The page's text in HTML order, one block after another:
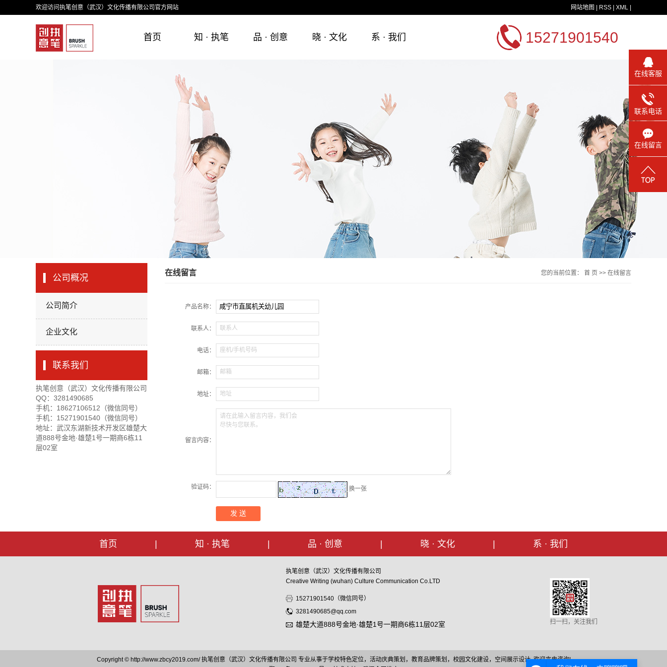
欢迎访问执笔创意（武汉）文化传播有限公司官方网站 网站地图 RSS XML
首页 知 · 执笔 品 · 创意 晓 · 文化 系 · 我们 15271901540
公司概况
公司简介
企业文化
联系我们
执笔创意（武汉）文化传播有限公司
QQ：3281490685
手机：18627106512（微信同号）
手机：15271901540（微信同号）
地址： 武汉东湖新技术开发区雄楚大
道888号金地·雄楚1号一期商6栋11
层02室
在线留言 您的当前位置： 首 页 >> 在线留言
产品名称：
联系人： 联系人
电话： 座机/手机号码
邮箱： 邮箱
地址： 地址
留言内容：
请在此输入留言内容，我们会
尽快与您联系。
验证码： 换一张
首页 知 · 执笔 品 · 创意 晓 · 文化 系 · 我们
执笔创意（武汉）文化传播有限公司
Creative Writing (wuhan) Culture Communication Co.LTD
15271901540（微信同号）
3281490685@qq.com
雄楚大道888号金地·雄楚1号一期商6栋11层02室 扫一扫，关注我们
Copyright © http://www.zbcy2019.com/ 执笔创意（武汉）文化传播有限公司 专业从事于学校特色定位，活动庆典策划，教育品牌策划，校园文化建设，空间展示设计, 欢迎来电咨询!
在线客服
联系电话
在线留言